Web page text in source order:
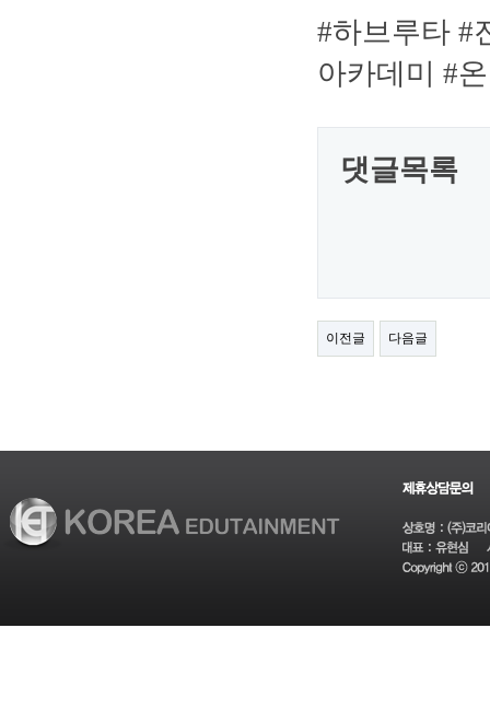
#하브루타 #
아카데미 #
댓글목록
이전글 다음글